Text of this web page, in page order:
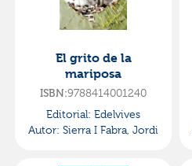
El grito de la
mariposa
ISBN:9788414001240
Editorial: Edelvives
Autor: Sierra I Fabra, Jordi